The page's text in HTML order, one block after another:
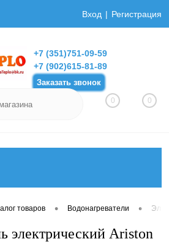
Вход Регистрация
+7 (351)751-09-59
+7 (902)615-81-89
Заказать звонок
0 0
товаров • Водонагреватели •
электрический Ariston